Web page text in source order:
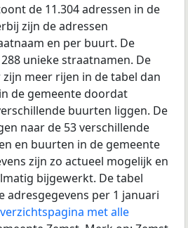
de 11.304 adressen in de
zijn de adressen
en per buurt. De
unieke straatnamen. De
meer rijen in de tabel dan
de gemeente doordat
buurten liggen. De
naar de 53 verschillende
en buurten in de gemeente
zijn zo actueel mogelijk en
bijgewerkt. De tabel
adresgegevens per 1 januari
met alle